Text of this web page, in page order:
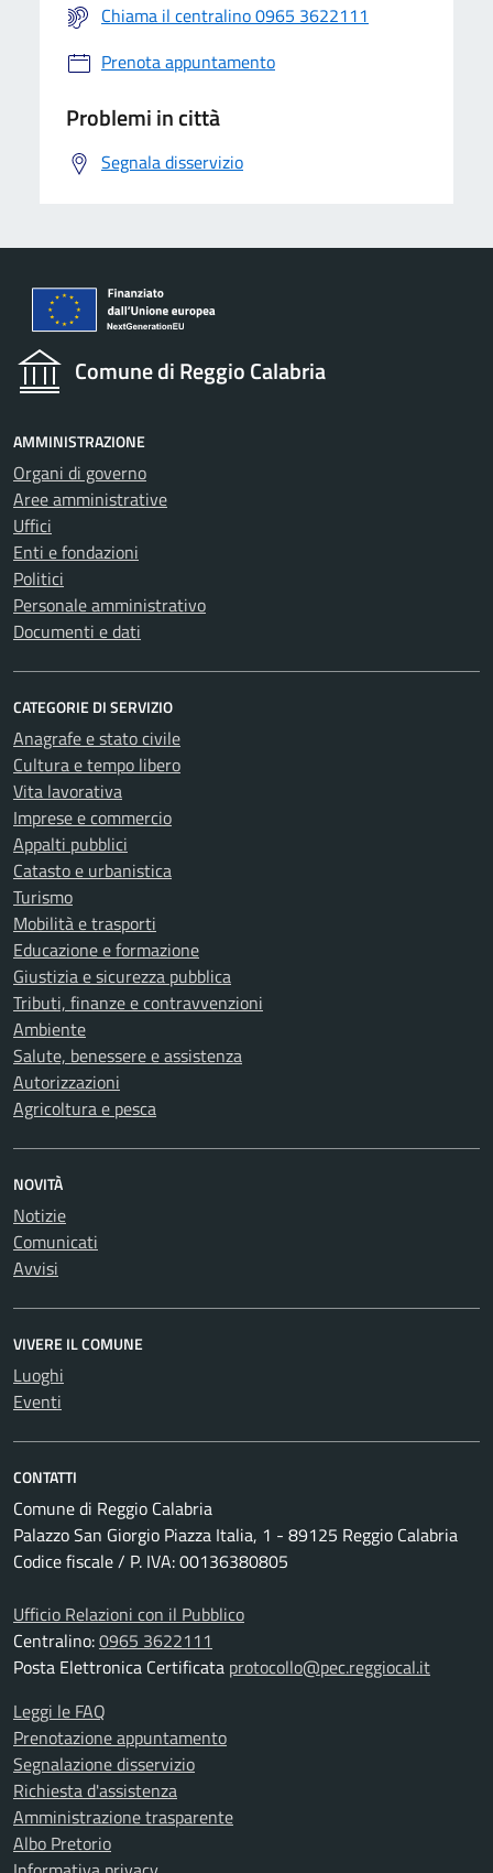
Chiama il centralino 0965 3622111
Prenota appuntamento
Problemi in città
Segnala disservizio
Comune di Reggio Calabria
AMMINISTRAZIONE
Organi di governo
Aree amministrative
Uffici
Enti e fondazioni
Politici
Personale amministrativo
Documenti e dati
CATEGORIE DI SERVIZIO
Anagrafe e stato civile
Cultura e tempo libero
Vita lavorativa
Imprese e commercio
Appalti pubblici
Catasto e urbanistica
Turismo
Mobilità e trasporti
Educazione e formazione
Giustizia e sicurezza pubblica
Tributi, finanze e contravvenzioni
Ambiente
Salute, benessere e assistenza
Autorizzazioni
Agricoltura e pesca
NOVITÀ
Notizie
Comunicati
Avvisi
VIVERE IL COMUNE
Luoghi
Eventi
CONTATTI
Comune di Reggio Calabria
Palazzo San Giorgio Piazza Italia, 1 - 89125 Reggio Calabria
Codice fiscale / P. IVA: 00136380805
Ufficio Relazioni con il Pubblico
Centralino:0965 3622111
Posta Elettronica Certificata protocollo@pec.reggiocal.it
Leggi le FAQ
Prenotazione appuntamento
Segnalazione disservizio
Richiesta d'assistenza
Amministrazione trasparente
Albo Pretorio